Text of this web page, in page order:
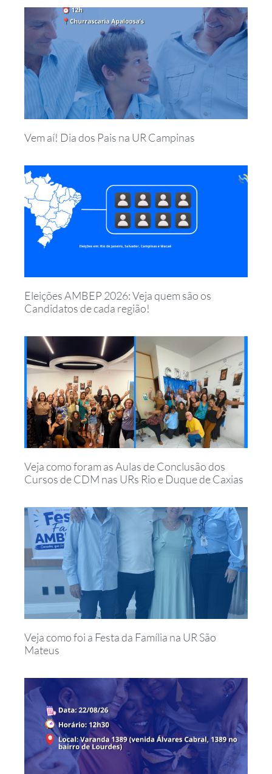
Vem aí! Dia dos Pais na UR Campinas
Eleições AMBEP 2026: Veja quem são os
Candidatos de cada região!
Veja como foram as Aulas de Conclusão dos
Cursos de CDM nas URs Rio e Duque de Caxias
Veja como foi a Festa da Família na UR São
Mateus